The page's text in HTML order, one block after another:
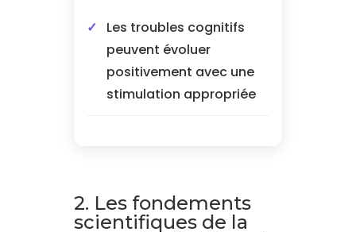
Les troubles cognitifs
peuvent évoluer
positivement avec une
stimulation appropriée
2. Les fondements
scientifiques de la